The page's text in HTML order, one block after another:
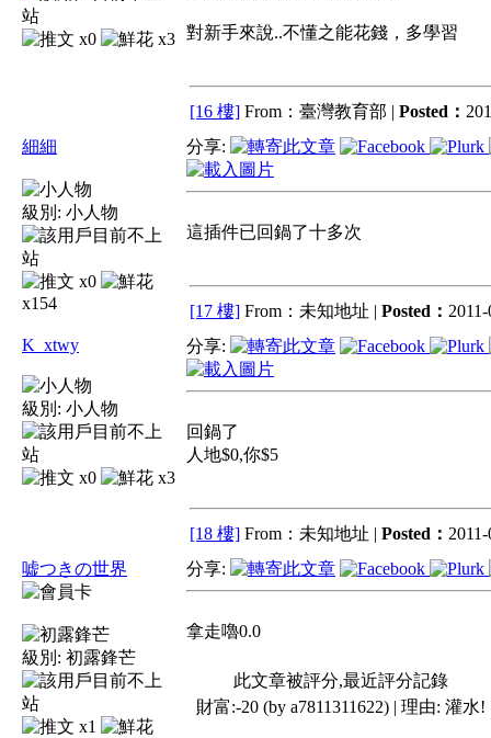
x0 x3 對新手來說..不懂之能花錢，多學習
[16 樓] From：臺灣教育部 | Posted：
細細
級別: 小人物
x0
x154
分享:
這插件已回鍋了十多次
[17 樓] From：未知地址 | Posted：
K_xtwy
級別: 小人物
x0 x3
分享:
回鍋了
人地$0,你$5
[18 樓] From：未知地址 | Posted：
嘘つきの世界
級別: 初露鋒芒
x1
分享:
拿走嚕0.0
此文章被評分,最近評分記錄
財富:-20 (by a7811311622) | 理由: 灌水!